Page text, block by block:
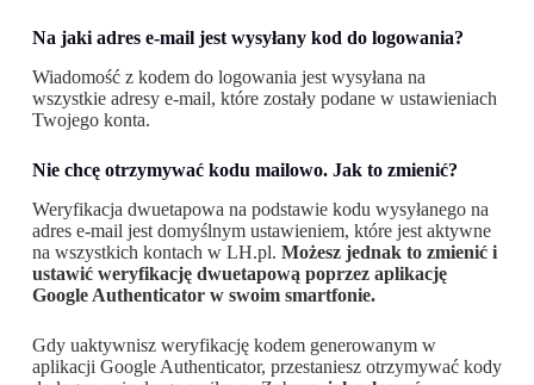
Na jaki adres e-mail jest wysyłany kod do logowania?
Wiadomość z kodem do logowania jest wysyłana na
wszystkie adresy e-mail, które zostały podane w ustawieniach
Twojego konta.
Nie chcę otrzymywać kodu mailowo. Jak to zmienić?
Weryfikacja dwuetapowa na podstawie kodu wysyłanego na
adres e-mail jest domyślnym ustawieniem, które jest aktywne
na wszystkich kontach w LH.pl. Możesz jednak to zmienić i
ustawić weryfikację dwuetapową poprzez aplikację
Google Authenticator w swoim smartfonie.
Gdy uaktywnisz weryfikację kodem generowanym w
aplikacji Google Authenticator, przestaniesz otrzymywać kody